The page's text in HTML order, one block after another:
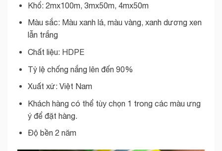
Khổ: 2mx100m, 3mx50m, 4mx50m
Màu sắc: Màu xanh lá, màu vàng, xanh dương xen
lẫn trắng
Chất liệu: HDPE
Tỷ lệ chống nắng lên đến 90%
Xuất xứ: Việt Nam
Khách hàng có thể tùy chọn 1 trong các màu ưng
ý để đặt hàng.
Độ bền 2 năm